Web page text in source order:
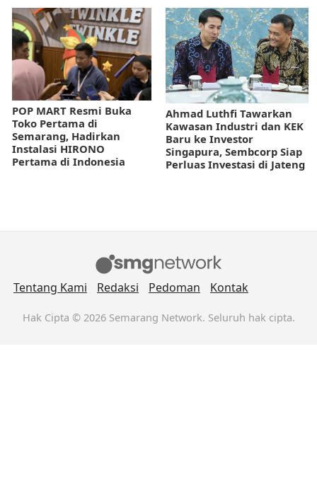
POP MART Resmi Buka
Toko Pertama di
Semarang, Hadirkan
Instalasi HIRONO
Pertama di Indonesia
Ahmad Luthfi Tawarkan
Kawasan Industri dan KEK
Baru ke Investor
Singapura, Sembcorp Siap
Perluas Investasi di Jateng
Tentang Kami Redaksi Pedoman Kontak
Hak Cipta © 2026 Semarang Network. Seluruh hak cipta.